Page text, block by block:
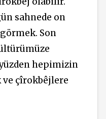
sahnede on
Son
hepimizin
ve çîrokbêjlere